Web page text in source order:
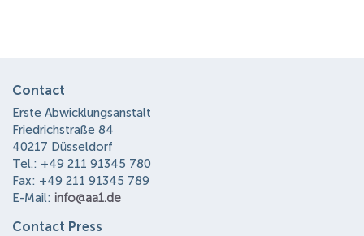
Contact
Erste Abwicklungsanstalt
Friedrichstraße 84
40217 Düsseldorf
Tel.: +49 211 91345 780
Fax: +49 211 91345 789
E-Mail: info@aa1.de
Contact Press